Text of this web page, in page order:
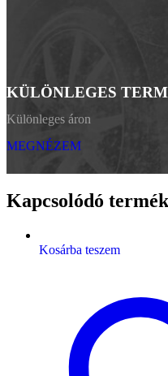
KÜLÖNLEGES
Különleges áron
MEGNÉZEM
Kapcsolódó
Kosárba teszem